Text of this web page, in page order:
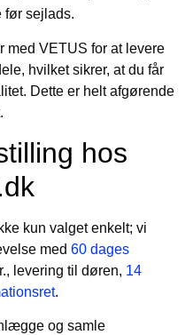
før sejlads.
med VETUS for at levere
hvilket sikrer, at du får
Dette er helt afgørende
hos
kun valget enkelt; vi
med 60 dages
levering til døren, 14
.
og samle